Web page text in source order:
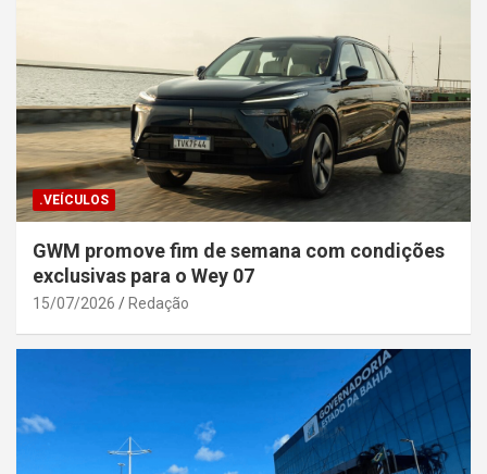
.VEÍCULOS
GWM promove fim de semana com condições
exclusivas para o Wey 07
15/07/2026 Redação